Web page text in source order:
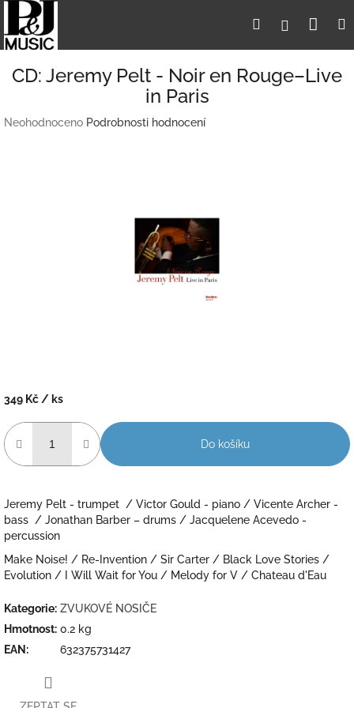
obsah
HledatPřihlášení
CD: Jeremy Pelt - Noir en Rouge–Live
in Paris
Průměrné
Neohodnoceno Podrobnosti hodnocení
349 Kč / ks
cena:
Do košíku
Jeremy Pelt - trumpet / Victor Gould - piano / Vicente Archer -
bass / Jonathan Barber – drums / Jacquelene Acevedo -
percussion
Make Noise! / Re-Invention / Sir Carter / Black Love Stories /
Evolution / I Will Wait for You / Melody for V / Chateau d'Eau
Kategorie: ZVUKOVÉ NOSIČE
Hmotnost: 0.2 kg
EAN : 632375731427